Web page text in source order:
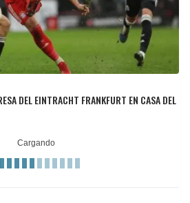
DEL EINTRACHT FRANKFURT EN CASA DEL